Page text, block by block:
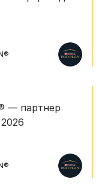
— партнер